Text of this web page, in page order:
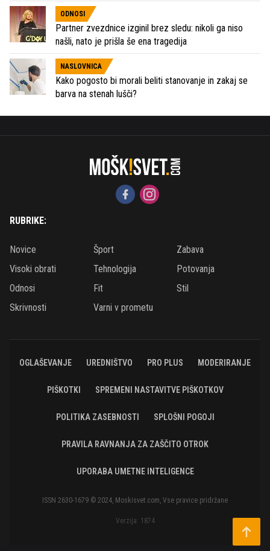
ODNOSI
Partner zvezdnice izginil brez sledu: nikoli ga niso
našli, nato je prišla še ena tragedija
NASLOVNICA
Kako pogosto bi morali beliti stanovanje in zakaj se
barva na stenah lušči?
RUBRIKE:
Novice Šport
Zabava
Visoki obrati
Tehnologija
Potovanja
Odnosi
Fit
Stil
Skrivnosti
Varni v prometu
OGLAŠEVANJE UREDNIŠTVO PRO PLUS MODERIRANJE
PIŠKOTKI SPREMENI NASTAVITVE PIŠKOTKOV
POLITIKA ZASEBNOSTI SPLOŠNI POGOJI
PRAVILA RAVNANJA ZA ZAŠČITO OTROK
UPORABA UMETNE INTELIGENCE
ISSN 2630-1679 © 2024, Moskisvet.com, Vse pravice pridržane
Verzija: 1874